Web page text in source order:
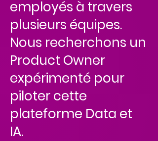
employés à travers
plusieurs équipes.
Nous recherchons un
Product Owner
expérimenté pour
piloter cette
plateforme Data et
IA.